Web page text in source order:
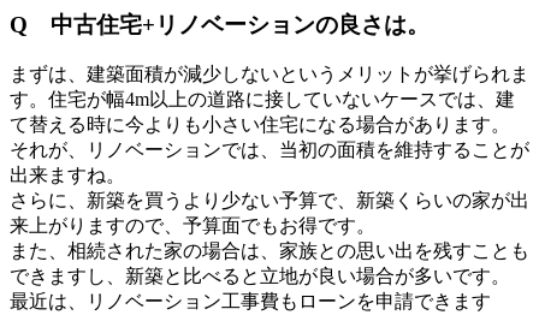
Q 中古住宅+リノベーションの良さは。
まずは、建築面積が減少しないというメリットが挙げられま
す。住宅が幅4m以上の道路に接していないケースでは、建
て替える時に今よりも小さい住宅になる場合があります。
それが、リノベーションでは、当初の面積を維持することが
出来ますね。
さらに、新築を買うより少ない予算で、新築くらいの家が出
来上がりますので、予算面でもお得です。
また、相続された家の場合は、家族との思い出を残すことも
できますし、新築と比べると立地が良い場合が多いです。
最近は、リノベーション工事費もローンを申請できます